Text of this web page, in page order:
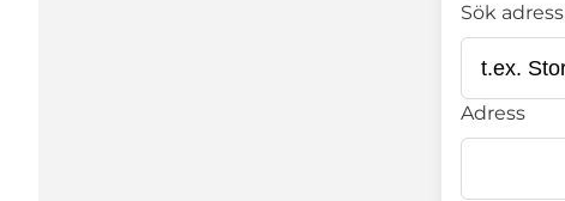
Sök adress
Adress